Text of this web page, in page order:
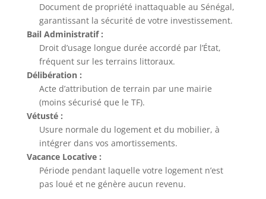
Document de propriété inattaquable au Sénégal,
garantissant la sécurité de votre investissement.
Bail Administratif :
Droit d’usage longue durée accordé par l’État,
fréquent sur les terrains littoraux.
Délibération :
Acte d’attribution de terrain par une mairie
(moins sécurisé que le TF).
Vétusté :
Usure normale du logement et du mobilier, à
intégrer dans vos amortissements.
Vacance Locative :
Période pendant laquelle votre logement n’est
pas loué et ne génère aucun revenu.